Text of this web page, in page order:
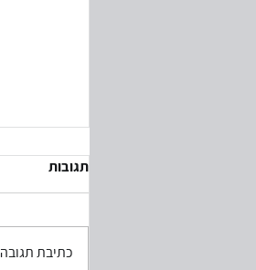
תגובות
כתיבת